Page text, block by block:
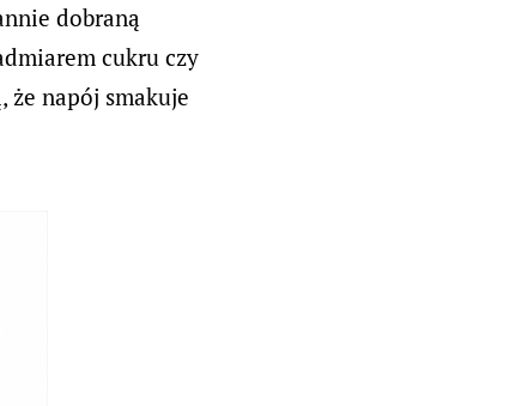
dobraną
cukru czy
że napój smakuje